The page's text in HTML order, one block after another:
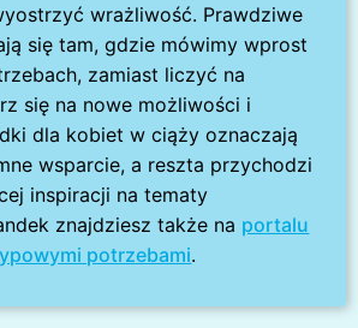
wrażliwość. Prawdziwe
się tam, gdzie mówimy wprost
zamiast liczyć na
się na nowe możliwości i
dla kobiet w ciąży oznaczają
wsparcie, a reszta przychodzi
inspiracji na tematy
znajdziesz także na portalu
potrzebami.